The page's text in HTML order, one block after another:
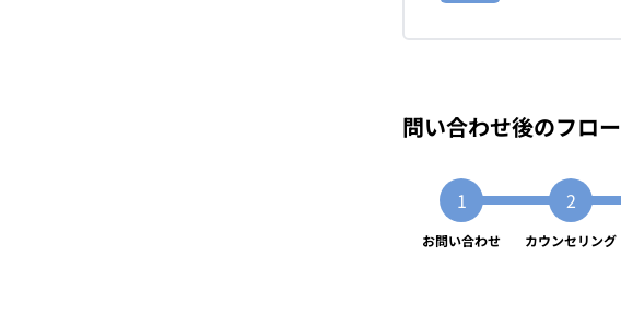
問い合わせ後のフロー
お問い合わせ カウンセリング